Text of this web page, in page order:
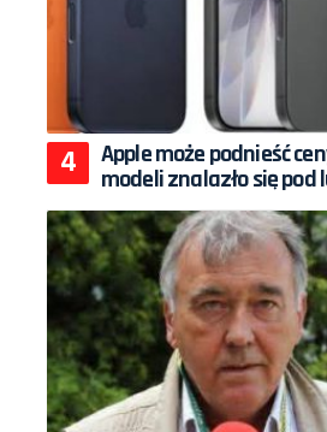
Apple może podnieść
modeli znalazło się pod